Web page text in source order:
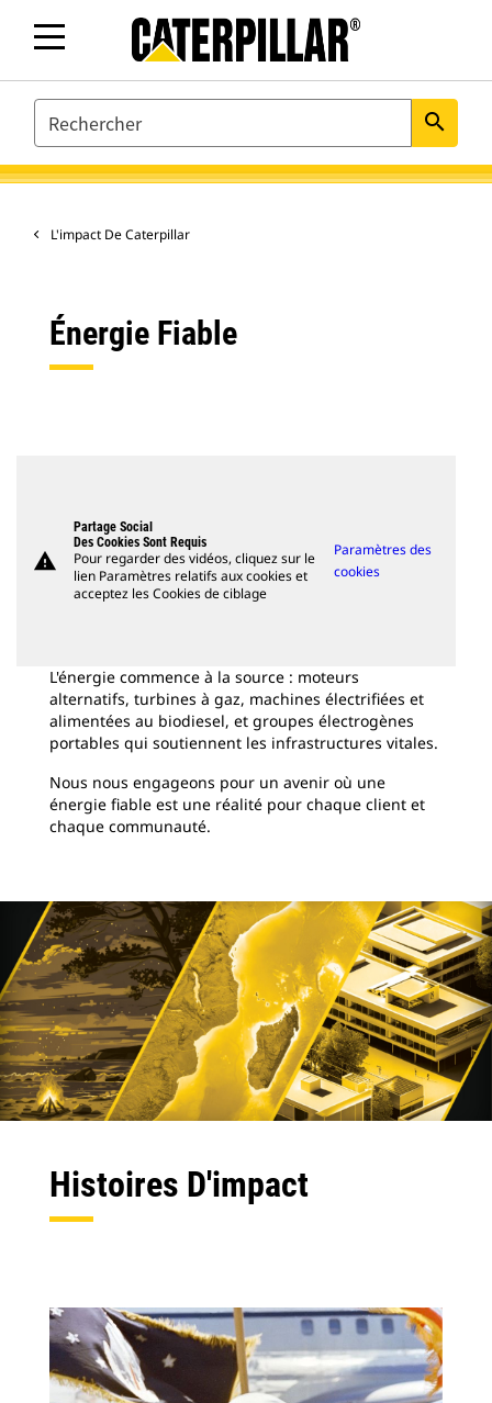
SEARCH search
L'impact De Caterpillar
Énergie Fiable
warning
Partage Social
Des Cookies Sont Requis
Pour regarder des vidéos, cliquez sur le
lien Paramètres relatifs aux cookies et
acceptez les Cookies de ciblage
Paramètres des
cookies
L'énergie commence à la source : moteurs
alternatifs, turbines à gaz, machines électrifiées et
alimentées au biodiesel, et groupes électrogènes
portables qui soutiennent les infrastructures vitales.
Nous nous engageons pour un avenir où une
énergie fiable est une réalité pour chaque client et
chaque communauté.
Histoires D'impact